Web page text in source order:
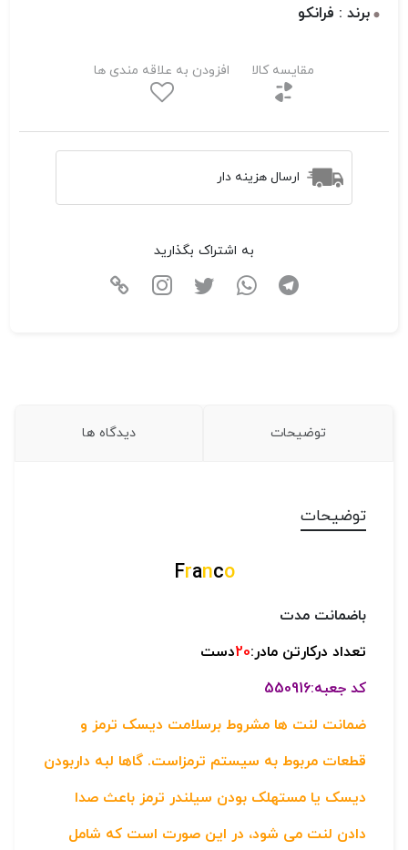
برند : فرانکو
مقایسه کالا افزودن به علاقه مندی ها
ارسال هزینه دار
به اشتراک بگذارید
توضیحات دیدگاه ها
توضیحات
Franco
باضمانت مدت
تعداد درکارتن مادر:20دست
کد جعبه:550916
ضمانت لنت ها مشروط برسلامت دیسک ترمز و
قطعات مربوط به سیستم ترمزاست. گاها لبه داربودن
دیسک یا مستهلک بودن سیلندر ترمز باعث صدا
دادن لنت می شود، در این صورت است که شامل